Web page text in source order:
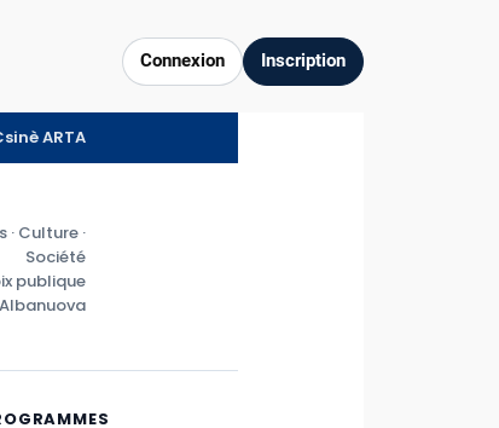
Connexion Inscription
ARTA
Culture ·
Société
publique